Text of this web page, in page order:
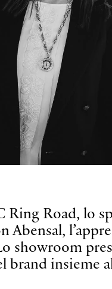
Ring Road, lo
Abensal,
showroom
insieme